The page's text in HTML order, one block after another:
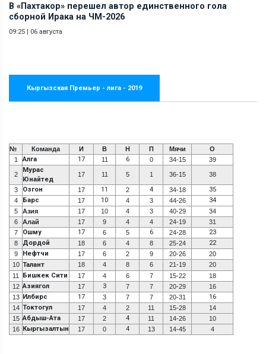
В «Пахтакор» перешел автор единственного гола
сборной Ирака на ЧМ-2026
09:25 | 06 августа
Кыргызская Премьер - лига - 2019
№ Команда И В Н П Мячи
О
1
Алга 17 11 6 0 34-15 39
2
Мурас
Юнайтед
17 11 5 1 36-15 38
3 Озгон 17 11 2 4 34-18 35
4 Барс 17 10 4 3 44-26 34
5 Азия 17 10 4 3 40-29
34
6
Алай 17 9 4 4 24-19
31
7
Ошму 17 6 5 6 24-28 23
8 Дордой 18 6 4 8 25-24 22
9 Нефтчи 17 6 2 9 20-26
20
10 Талант 18 4 8 6 21-19
20
11
Бишкек Сити 17 4 6 7 15-22
18
12 Азиягол 17 3 7 7 20-29
16
13 Илбирс 17 3 7 7 20-31 16
14 Токтогул 17 4 2 11 15-28
14
15 Абдыш-Ата 17 2 4 11 14-26
10
16 Кыргызалтын 17 0 4 13 14-45 4